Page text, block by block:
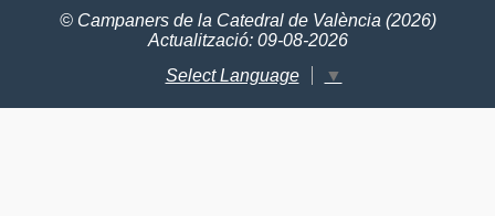
© Campaners de la Catedral de València (2026)
Actualització: 09-08-2026
Select Language
▼